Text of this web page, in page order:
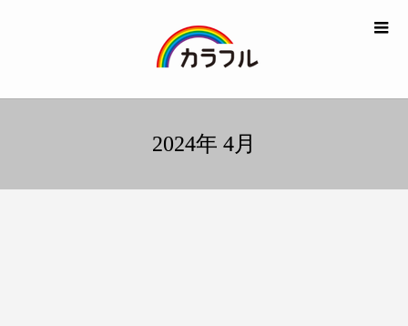
2024年 4月